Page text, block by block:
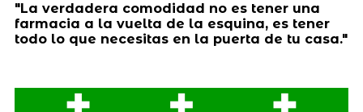
"La verdadera comodidad no es tener una
farmacia a la vuelta de la esquina, es tener
todo lo que necesitas en la puerta de tu casa."